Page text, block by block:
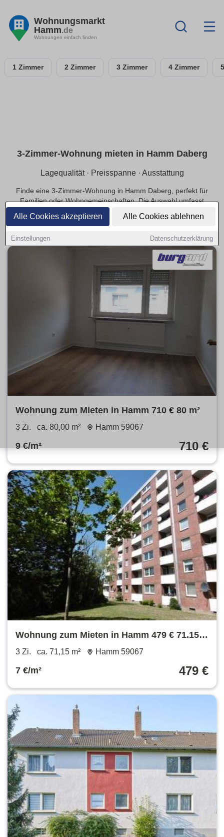
Alle Cookies akzeptieren Alle Cookies ablehnen
Einstellungen Datenschutzerklärung
Wohnungsmarkt
Hamm.de
Wohnungen einfach finden
1 Zimmer 2 Zimmer 3 Zimmer 4 Zimmer
3-Zimmer-Wohnung mieten in Hamm Daberg
Lagequalität · Preisspanne · Ausstattung
Finde eine 3-Zimmer-Wohnung in Hamm Daberg, perfekt für
Familien oder Wohngemeinschaften. Die Auswahl umfasst
ruhige, zentrale und gut angebundene Lagen mit
passendem Budget.
Wohnung zum Mieten in Hamm 710 € 80 m²
3 Zi. ca. 80,00 m² Hamm 59067
9 €/m² 710 €
Wohnung zum Mieten in Hamm 479 € 71.15
m²
3 Zi. ca. 71,15 m² Hamm 59067
7 €/m² 479 €